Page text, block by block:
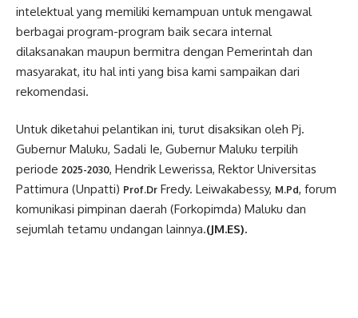
intelektual yang memiliki kemampuan untuk mengawal
berbagai program-program baik secara internal
dilaksanakan maupun bermitra dengan Pemerintah dan
masyarakat, itu hal inti yang bisa kami sampaikan dari
rekomendasi.
Untuk diketahui pelantikan ini, turut disaksikan oleh Pj.
Gubernur Maluku, Sadali Ie, Gubernur Maluku terpilih
periode 2025-2030, Hendrik Lewerissa, Rektor Universitas
Pattimura (Unpatti) Prof.Dr Fredy. Leiwakabessy, M.Pd, forum
komunikasi pimpinan daerah (Forkopimda) Maluku dan
sejumlah tetamu undangan lainnya.(JM.ES).